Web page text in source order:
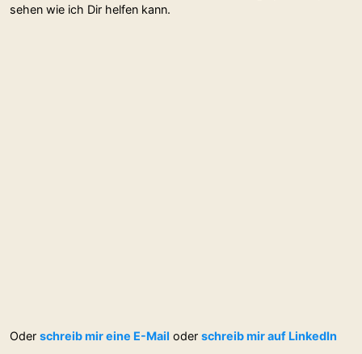
sehen wie ich Dir helfen kann.
Oder schreib mir eine E-Mail oder schreib mir auf LinkedIn